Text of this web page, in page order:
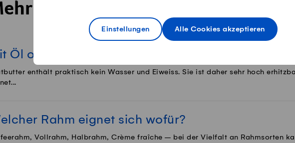
Einstellungen Alle Cookies akzeptieren
Tricks für alle Fälle
Öl oder Bratbutter braten?
enthält praktisch kein Wasser und Eiweiss. Sie ist daher sehr hoch
Rahm eignet sich wofür?
Vollrahm, Halbrahm, Crème fraîche – bei der Vielfalt an Rahmsorten